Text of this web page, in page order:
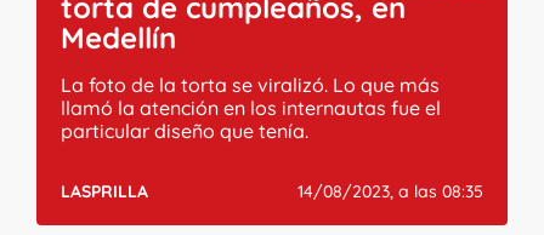
Medellín
La foto de la torta se viralizó. Lo que más
llamó la atención en los internautas fue el
particular diseño que tenía.
LASPRILLA 14/08/2023, a las 08:35